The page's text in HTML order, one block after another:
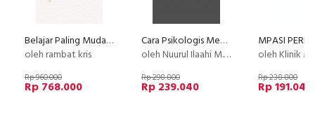
Belajar Paling Mudah PIJAT REFLEKSI By Mustamir Pedak, S.Ked.
oleh rambat kris
Rp 960.000
Rp 768.000
Cara Psikologis Menciptakan Hidup Damai dan Bahagia
oleh Nuurul Ilaahi M.Psi, Psikolog
Rp 298.800
Rp 239.040
oleh Klinik
Rp 238.800
Rp 191.040